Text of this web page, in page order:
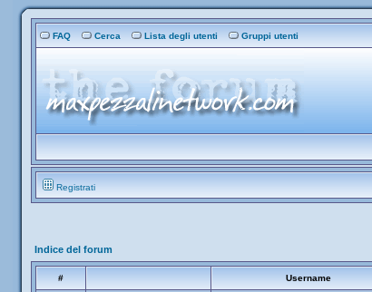
FAQ Cerca Lista degli utenti Gruppi utenti
Registrati
Indice del forum
# Username